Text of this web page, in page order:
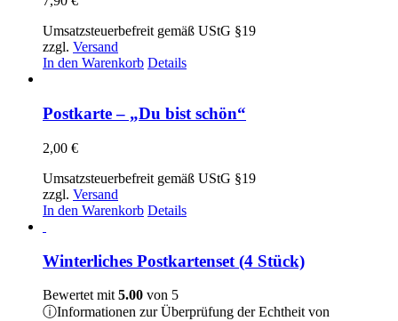
Umsatzsteuerbefreit gemäß UStG §19
zzgl. Versand
In den Warenkorb Details
Postkarte – „Du bist schön“
2,00 €
Umsatzsteuerbefreit gemäß UStG §19
zzgl. Versand
In den Warenkorb Details
Winterliches Postkartenset (4 Stück)
Bewertet mit 5.00 von 5
ⓘInformationen zur Überprüfung der Echtheit von